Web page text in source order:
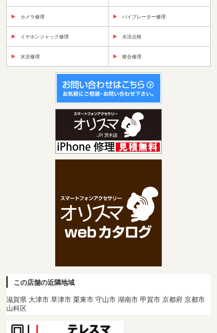
カメラ修理 バイブレーター修理
イヤホンジャック修理 水没点検
水没修理 複合修理
この店舗の近隣地域
滋賀県 大津市 草津市 栗東市 守山市 湖南市 甲賀市 京都府 京都市
山科区